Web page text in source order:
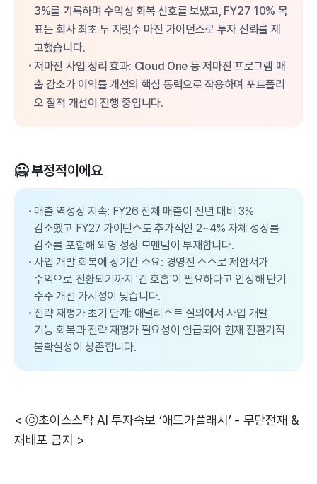
3%를 기록하며 수익성 회복 신호를 보냈고, FY27 10% 목
표는 회사 최초 두 자릿수 마진 가이던스로 투자 신뢰를 제
고했습니다.
저마진 사업 정리 효과: Cloud One 등 저마진 프로그램 매
출 감소가 이익률 개선의 핵심 동력으로 작용하며 포트폴리
오 질적 개선이 진행 중입니다.
🥶 부정적이에요
매출 역성장 지속: FY26 전체 매출이 전년 대비 3%
감소했고 FY27 가이던스도 추가적인 2~4% 자체 성장률
감소를 포함해 외형 성장 모멘텀이 부재합니다.
사업 개발 회복에 장기간 소요: 경영진 스스로 제안서가
수익으로 전환되기까지 '긴 호흡'이 필요하다고 인정해 단기
수주 개선 가시성이 낮습니다.
전략 재평가 초기 단계: 애널리스트 질의에서 사업 개발
기능 회복과 전략 재평가 필요성이 언급되어 현재 전환기적
불확실성이 상존합니다.
< ⓒ초이스스탁 AI 투자속보 ‘애드가플래시’ - 무단전재 &
재배포 금지 >